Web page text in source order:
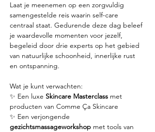
Laat je meenemen op een zorgvuldig
samengestelde reis waarin self-care
centraal staat. Gedurende deze dag beleef
je waardevolle momenten voor jezelf,
begeleid door drie experts op het gebied
van natuurlijke schoonheid, innerlijke rust
en ontspanning.
Wat je kunt verwachten:
✨ Een luxe Skincare Masterclass met
producten van Comme Ça Skincare
✨ Een verjongende
gezichtsmassageworkshop met tools van